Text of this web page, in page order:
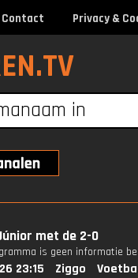
Contact Privacy &
met de 2-0
is geen informatie
23:15 Ziggo